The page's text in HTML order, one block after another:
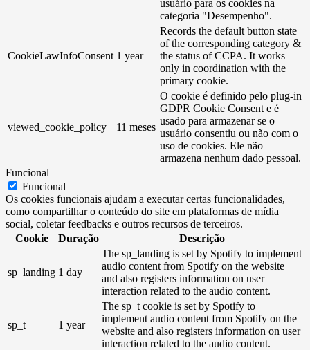
usuário para os cookies na
categoria "Desempenho".
CookieLawInfoConsent 1 year
Records the default button state
of the corresponding category &
the status of CCPA. It works
only in coordination with the
primary cookie.
viewed_cookie_policy 11 meses
O cookie é definido pelo plug-in
GDPR Cookie Consent e é
usado para armazenar se o
usuário consentiu ou não com o
uso de cookies. Ele não
armazena nenhum dado pessoal.
Funcional
Funcional
Os cookies funcionais ajudam a executar certas funcionalidades,
como compartilhar o conteúdo do site em plataformas de mídia
social, coletar feedbacks e outros recursos de terceiros.
Cookie
Duração Descrição
sp_landing 1 day
The sp_landing is set by Spotify to implement
audio content from Spotify on the website
and also registers information on user
interaction related to the audio content.
sp_t 1 year
The sp_t cookie is set by Spotify to
implement audio content from Spotify on the
website and also registers information on user
interaction related to the audio content.